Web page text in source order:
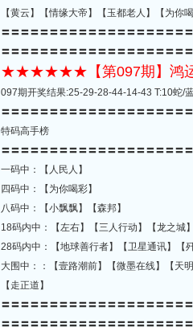
【黄云】【情缘大帝】【玉都老人】【为你
〓〓〓〓〓〓〓〓〓〓〓〓〓〓〓〓〓〓〓
〓〓〓〓〓〓〓〓〓〓〓〓〓〓〓〓〓〓〓
★★★★★★【第097期】鸿
097期开奖结果:25-29-28-44-14-43 T:10蛇/
〓〓〓〓〓〓〓〓〓〓〓〓〓〓〓〓〓〓〓
特码高手榜
〓〓〓〓〓〓〓〓〓〓〓〓〓〓〓〓〓〓〓
一码中：【人民人】
四码中：【为你喝彩】
八码中：【小飘飘】【森邦】
18码内中：【左右】【三人行动】【龙之城
28码内中：【地球善行者】【卫星通讯】【
大围中：：【壹路潮前】【微墨在线】【天
【走正道】
〓〓〓〓〓〓〓〓〓〓〓〓〓〓〓〓〓〓〓
〓〓〓〓〓〓〓〓〓〓〓〓〓〓〓〓〓〓〓